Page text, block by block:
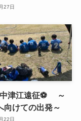
27日
津江遠征⚽ ～
向けての出発～
22日